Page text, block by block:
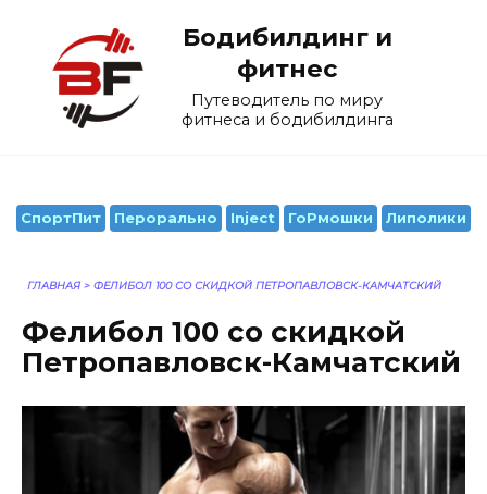
содержанию
Бодибилдинг и
фитнес
Путеводитель по миру
фитнеса и бодибилдинга
СпортПит Перорально Inject ГоРмошки Липолики
ГЛАВНАЯ > ФЕЛИБОЛ 100 СО СКИДКОЙ ПЕТРОПАВЛОВСК-КАМЧАТСКИЙ
Фелибол 100 со скидкой
Петропавловск-Камчатский